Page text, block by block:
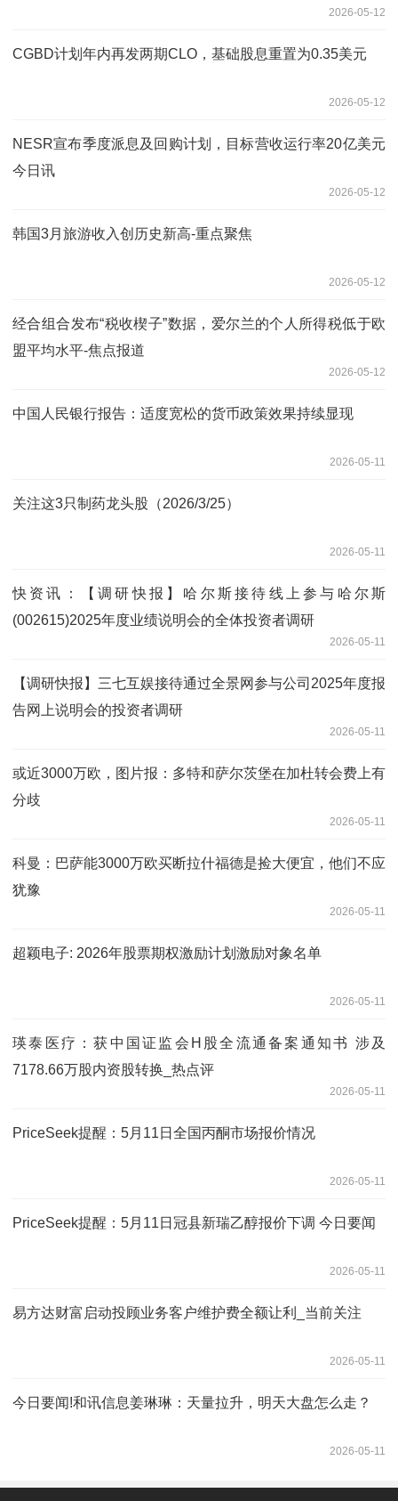
2026-05-12
CGBD计划年内再发两期CLO，基础股息重置为0.35美元
2026-05-12
NESR宣布季度派息及回购计划，目标营收运行率20亿美元
今日讯
2026-05-12
韩国3月旅游收入创历史新高-重点聚焦
2026-05-12
经合组合发布“税收楔子”数据，爱尔兰的个人所得税低于欧
盟平均水平-焦点报道
2026-05-12
中国人民银行报告：适度宽松的货币政策效果持续显现
2026-05-11
关注这3只制药龙头股（2026/3/25）
2026-05-11
快资讯：【调研快报】哈尔斯接待线上参与哈尔斯
(002615)2025年度业绩说明会的全体投资者调研
2026-05-11
【调研快报】三七互娱接待通过全景网参与公司2025年度报
告网上说明会的投资者调研
2026-05-11
或近3000万欧，图片报：多特和萨尔茨堡在加杜转会费上有
分歧
2026-05-11
科曼：巴萨能3000万欧买断拉什福德是捡大便宜，他们不应
犹豫
2026-05-11
超颖电子: 2026年股票期权激励计划激励对象名单
2026-05-11
瑛泰医疗：获中国证监会H股全流通备案通知书 涉及
7178.66万股内资股转换_热点评
2026-05-11
PriceSeek提醒：5月11日全国丙酮市场报价情况
2026-05-11
PriceSeek提醒：5月11日冠县新瑞乙醇报价下调 今日要闻
2026-05-11
易方达财富启动投顾业务客户维护费全额让利_当前关注
2026-05-11
今日要闻!和讯信息姜琳琳：天量拉升，明天大盘怎么走？
2026-05-11